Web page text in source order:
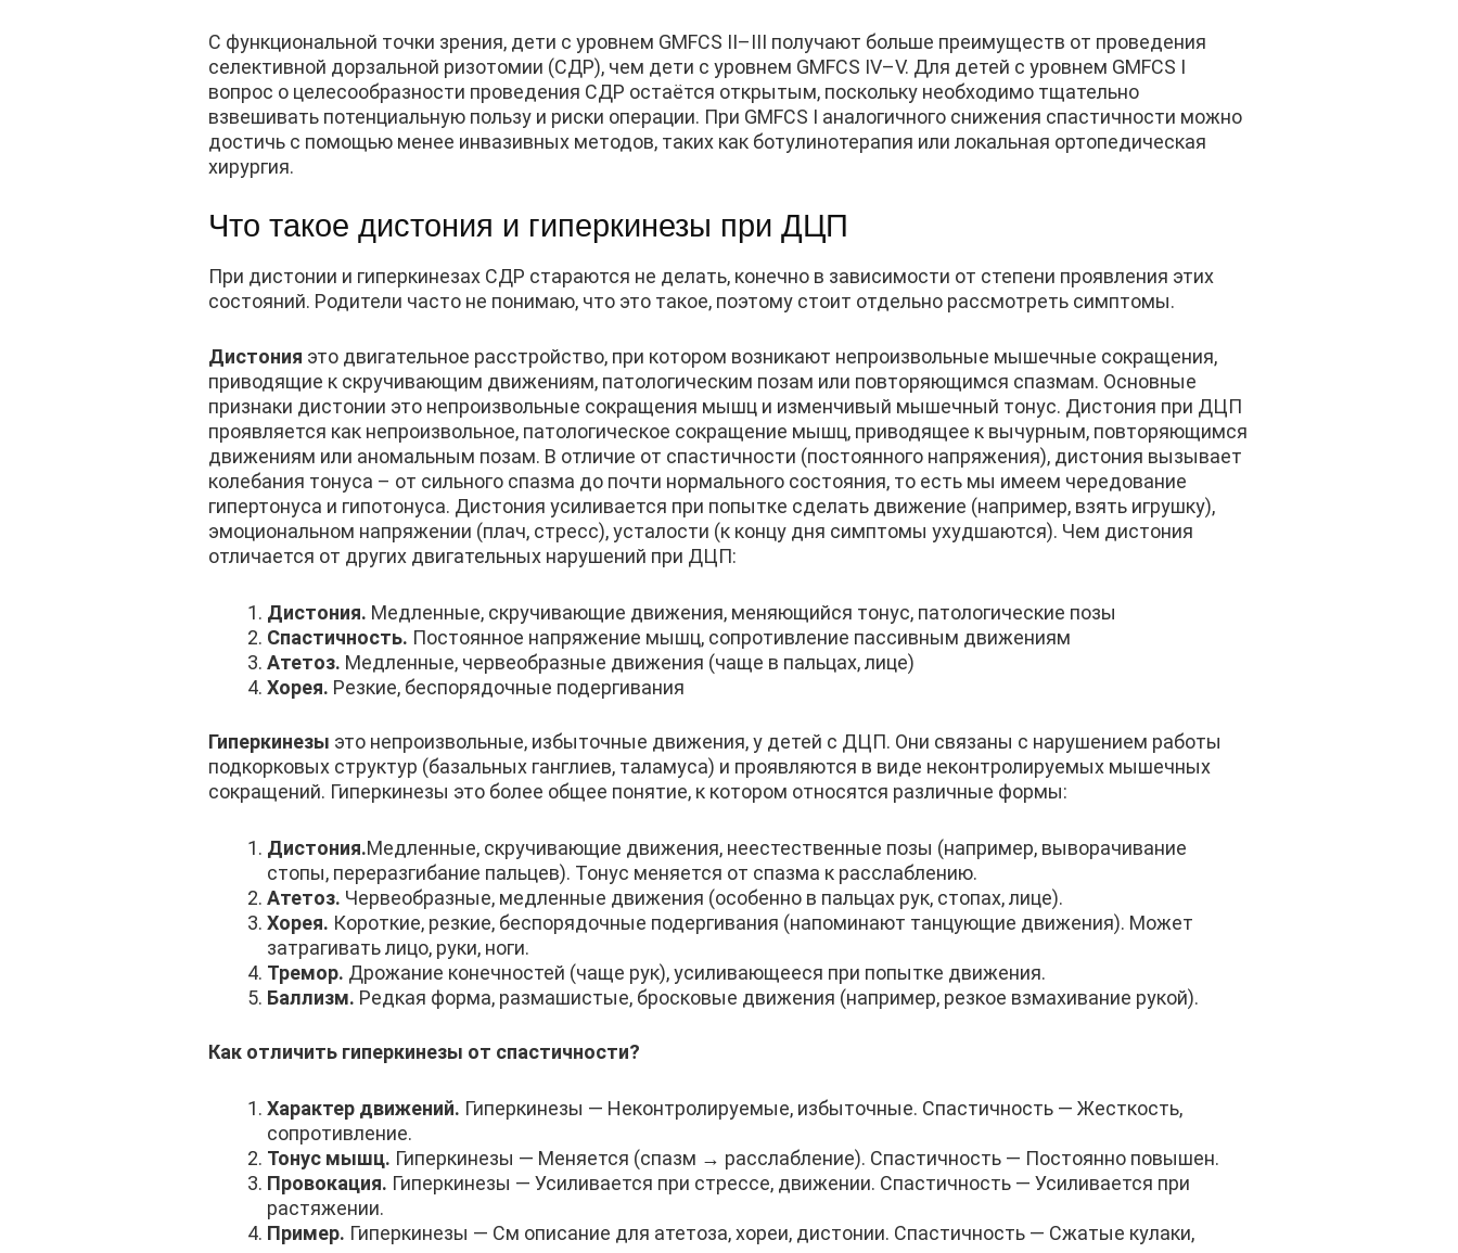
С функциональной точки зрения, дети с уровнем GMFCS II–III получают больше преимуществ от проведения
селективной дорзальной ризотомии (СДР), чем дети с уровнем GMFCS IV–V. Для детей с уровнем GMFCS I
вопрос о целесообразности проведения СДР остаётся открытым, поскольку необходимо тщательно
взвешивать потенциальную пользу и риски операции. При GMFCS I аналогичного снижения спастичности можно
достичь с помощью менее инвазивных методов, таких как ботулинотерапия или локальная ортопедическая
хирургия.
Что такое дистония и гиперкинезы при ДЦП
При дистонии и гиперкинезах СДР стараются не делать, конечно в зависимости от степени проявления этих
состояний. Родители часто не понимаю, что это такое, поэтому стоит отдельно рассмотреть симптомы.
Дистония это двигательное расстройство, при котором возникают непроизвольные мышечные сокращения,
приводящие к скручивающим движениям, патологическим позам или повторяющимся спазмам. Основные
признаки дистонии это непроизвольные сокращения мышц и изменчивый мышечный тонус. Дистония при ДЦП
проявляется как непроизвольное, патологическое сокращение мышц, приводящее к вычурным, повторяющимся
движениям или аномальным позам. В отличие от спастичности (постоянного напряжения), дистония вызывает
колебания тонуса – от сильного спазма до почти нормального состояния, то есть мы имеем чередование
гипертонуса и гипотонуса. Дистония усиливается при попытке сделать движение (например, взять игрушку),
эмоциональном напряжении (плач, стресс), усталости (к концу дня симптомы ухудшаются). Чем дистония
отличается от других двигательных нарушений при ДЦП:
Дистония. Медленные, скручивающие движения, меняющийся тонус, патологические позы
Спастичность. Постоянное напряжение мышц, сопротивление пассивным движениям
Атетоз. Медленные, червеобразные движения (чаще в пальцах, лице)
Хорея. Резкие, беспорядочные подергивания
Гиперкинезы это непроизвольные, избыточные движения, у детей с ДЦП. Они связаны с нарушением работы
подкорковых структур (базальных ганглиев, таламуса) и проявляются в виде неконтролируемых мышечных
сокращений. Гиперкинезы это более общее понятие, к котором относятся различные формы:
Дистония.Медленные, скручивающие движения, неестественные позы (например, выворачивание
стопы, переразгибание пальцев). Тонус меняется от спазма к расслаблению.
Атетоз. Червеобразные, медленные движения (особенно в пальцах рук, стопах, лице).
Хорея. Короткие, резкие, беспорядочные подергивания (напоминают танцующие движения). Может
затрагивать лицо, руки, ноги.
Тремор. Дрожание конечностей (чаще рук), усиливающееся при попытке движения.
Баллизм. Редкая форма, размашистые, бросковые движения (например, резкое взмахивание рукой).
Как отличить гиперкинезы от спастичности?
Характер движений. Гиперкинезы — Неконтролируемые, избыточные. Спастичность — Жесткость,
сопротивление.
Тонус мышц. Гиперкинезы — Меняется (спазм → расслабление). Спастичность — Постоянно повышен.
Провокация. Гиперкинезы — Усиливается при стрессе, движении. Спастичность — Усиливается при
растяжении.
Пример. Гиперкинезы — См описание для атетоза, хореи, дистонии. Спастичность — Сжатые кулаки,